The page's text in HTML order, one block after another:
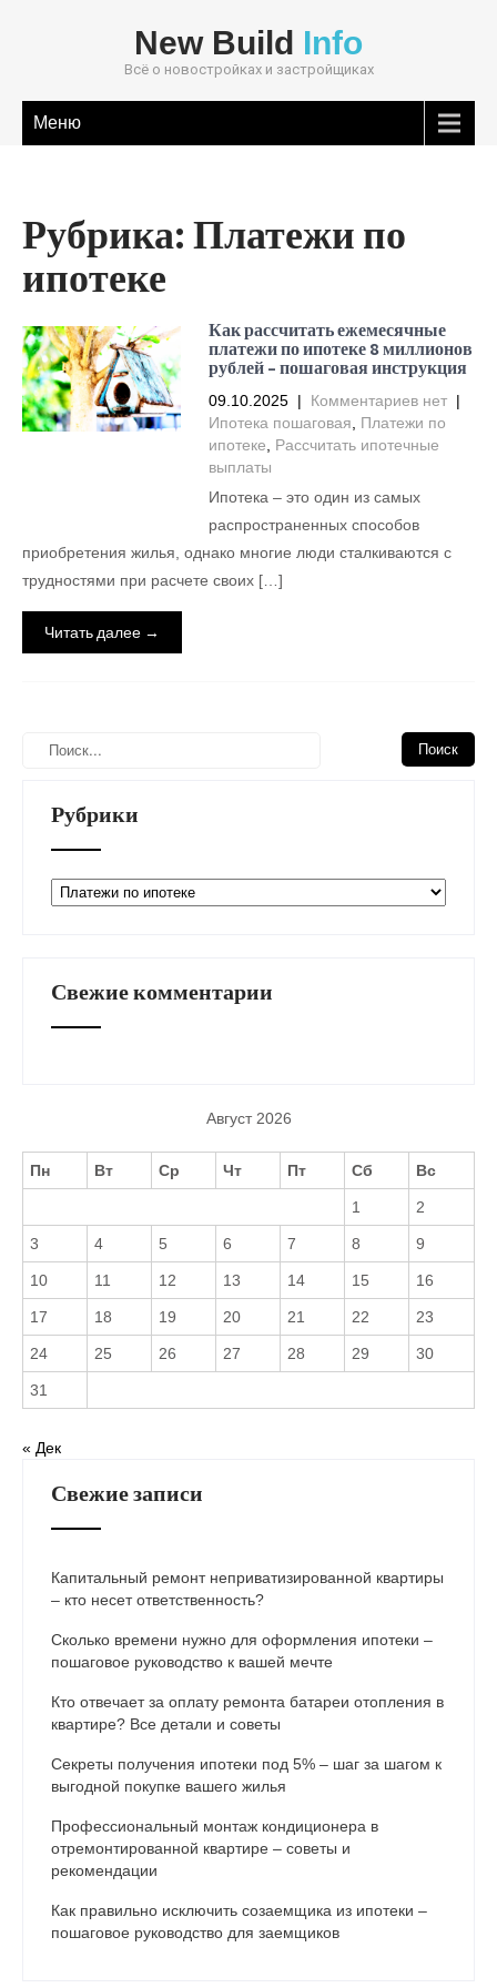
New Build Info
Всё о новостройках и застройщиках
Меню
Рубрика:Платежи по
ипотеке
Как рассчитать ежемесячные
платежи по ипотеке 8 миллионов
рублей – пошаговая инструкция
09.10.2025 | Комментариев нет |
Ипотека пошаговая
Платежи по
ипотеке
Рассчитать ипотечные
выплаты
Ипотека – это один из самых
распространенных способов
приобретения жилья, однако многие люди сталкиваются с
трудностями при расчете своих […]
Читать далее →
Рубрики
Рубрики
Свежие комментарии
Август 2026
Пн Вт Ср Чт Пт Сб Вс
1 2
3 4 5 6 7 8 9
10 11 12 13 14 15 16
17 18 19 20 21 22 23
24 25 26 27 28 29 30
31
« Дек
Свежие записи
Капитальный ремонт неприватизированной квартиры
– кто несет ответственность?
Сколько времени нужно для оформления ипотеки –
пошаговое руководство к вашей мечте
Кто отвечает за оплату ремонта батареи отопления в
квартире? Все детали и советы
Секреты получения ипотеки под 5% – шаг за шагом к
выгодной покупке вашего жилья
Профессиональный монтаж кондиционера в
отремонтированной квартире – советы и
рекомендации
Как правильно исключить созаемщика из ипотеки –
пошаговое руководство для заемщиков